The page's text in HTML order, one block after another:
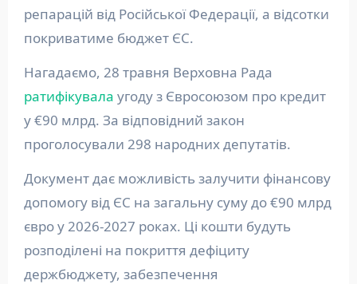
репарацій від Російської Федерації, а відсотки
покриватиме бюджет ЄС.
Нагадаємо, 28 травня Верховна Рада
ратифікувала угоду з Євросоюзом про кредит
у €90 млрд. За відповідний закон
проголосували 298 народних депутатів.
Документ дає можливість залучити фінансову
допомогу від ЄС на загальну суму до €90 млрд
євро у 2026-2027 роках. Ці кошти будуть
розподілені на покриття дефіциту
держбюджету, забезпечення